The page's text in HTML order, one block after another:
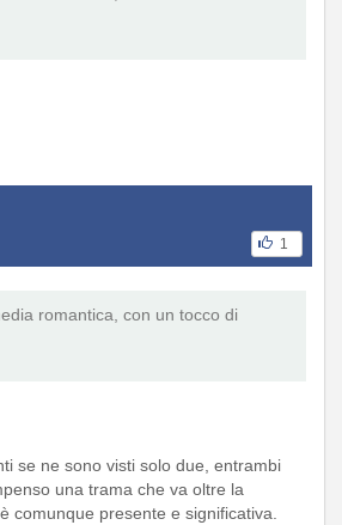
1
romantica, con un tocco di
se ne sono visti solo due, entrambi
una trama che va oltre la
comunque presente e significativa.